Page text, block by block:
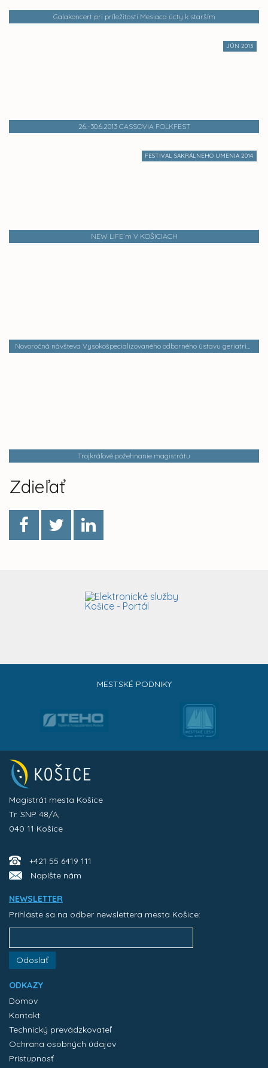
Galakoncert pri príležitosti Mesiaca úcty k starším
JÚN 2013
26.-30.6.2013 CASSOVIA FOLKFEST
FESTIVAL SAKRÁLNEHO UMENIA 2014
NEW LIFE´m V KOŠICIACH
Novoročná návšteva Vysokošpecializovaného odborného ústavu geriatrického sv. Lukáša v Košiciach
Trojkráľové požehnanie magistrátu
Zdieľať
MESTSKÉ PODNIKY
Magistrát mesta Košice
Tr. SNP 48/A,
040 11 Košice
+421 55 6419 111
Napíšte nám
NEWSLETTER
Prihláste sa na odber newslettera mesta Košice:
Odoslať
ODKAZY
Domov
Kontakt
Technický prevádzkovateľ
Ochrana osobných údajov
Prístupnosť